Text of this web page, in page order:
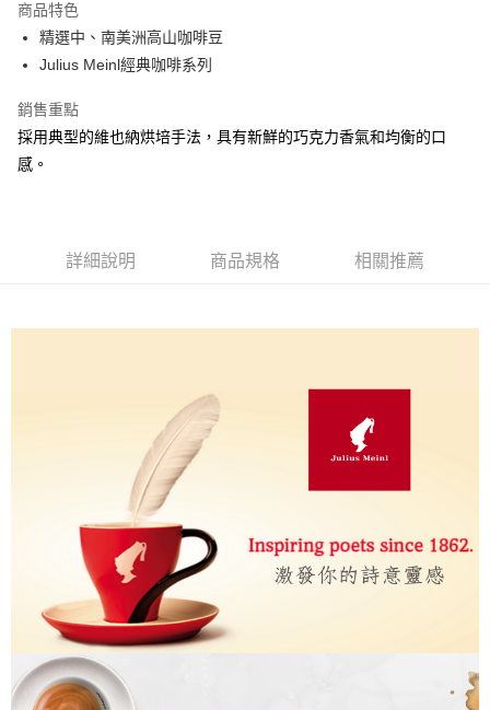
Apple Pay
街口支付
悠遊付
Google Pay
AFTEE先享後付是「在收到商品之後才付款」的支付方式。 讓您購物簡單
１．於結帳方式選擇「AFTEE先享後付」後，將跳轉至「AFTEE先享後付」
結帳頁面，進行簡訊認證並確認金額後，即可完成結帳。
２．訂單成立數日內，您將收到繳費通知簡訊。
３．收到繳費通知簡訊後14天內，點擊此簡訊中的連結，可透過四大超商／
ATM／網路銀行／等多元方式進行付款，方視為交易完成。
※ 請注意：結帳手續完成當下不需立刻繳費，但若您需要取消訂單，請聯絡
購買商品的店家。未經商家同意取消之訂單仍視為有效，需透過AFTEE先享
後付繳納相關費用。
※ 交易是否成功請以「AFTEE先享後付 」之結帳頁面顯示為準，若有關於
是否繳費成功／繳費後需取消欲退款等相關疑問，請聯繫「AFTEE先享後付
客戶支援中心」
https://netprotections.freshdesk.com/support/home
【注意事項】
１．透過由恩沛科技股份有限公司提供之「AFTEE先享後付」服務完成之交
易，需依本服務之必要範圍內提供個人資料，並將交易相關給付款項請求債
權轉讓予恩沛科技股份有限公司。
ATM付款
每筆NT$60，滿NT$800(含以上)免運費
每筆NT$60，滿NT$2,000(含以上)免運費
付款後7-11取貨(快速到店)
每筆NT$95
黑貓宅配
每筆NT$200，滿NT$1,500(含以上)免運費
付款後門市自取
免運費
商品特色
精選中、南美洲高山咖啡豆
Julius Meinl經典咖啡系列
銷售重點
採用典型的維也納烘培手法，具有新鮮的巧克力香氣和均衡的口
感。
詳細說明 商品規格 相關推薦